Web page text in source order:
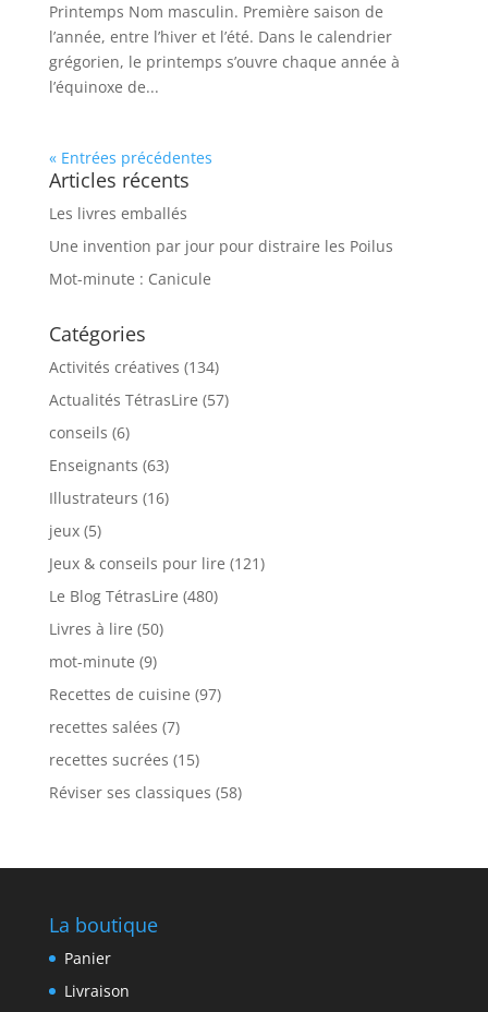
Printemps Nom masculin. Première saison de
l’année, entre l’hiver et l’été. Dans le calendrier
grégorien, le printemps s’ouvre chaque année à
l’équinoxe de...
« Entrées précédentes
Articles récents
Les livres emballés
Une invention par jour pour distraire les Poilus
Mot-minute : Canicule
Catégories
Activités créatives (134)
Actualités TétrasLire (57)
conseils (6)
Enseignants (63)
Illustrateurs (16)
jeux(5)
Jeux & conseils pour lire (121)
Le Blog TétrasLire (480)
Livres à lire (50)
mot-minute (9)
Recettes de cuisine (97)
recettes salées (7)
recettes sucrées (15)
Réviser ses classiques (58)
La boutique
Panier
Livraison